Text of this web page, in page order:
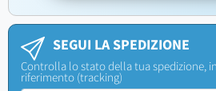
SEGUI LA SPEDIZIONE
Controlla lo stato della tua spedizione,
riferimento (tracking)